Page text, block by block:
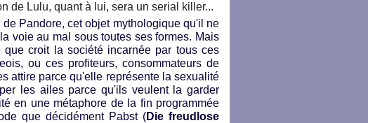
de Lulu, quant à lui, sera un serial killer...
de Pandore, cet objet mythologique qu'il ne
voie au mal sous toutes ses formes. Mais
croit la société incarnée par tous ces
ou ces profiteurs, consommateurs de
attire parce qu'elle représente la sexualité
les ailes parce qu'ils veulent la garder
en une métaphore de la fin programmée
que décidément Pabst (Die freudlose